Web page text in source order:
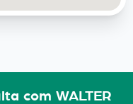
com WALTER